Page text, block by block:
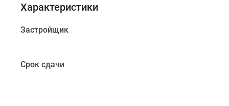
преимуществом
являются
(3
Характеристики
Застройщик
Срок сдачи